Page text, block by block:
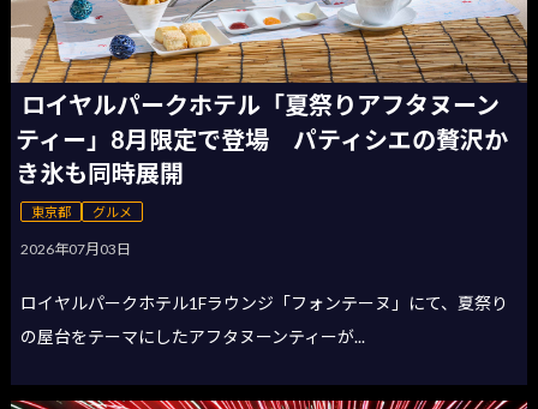
ロイヤルパークホテル「夏祭りアフタヌーン
ティー」8月限定で登場 パティシエの贅沢か
き氷も同時展開
東京都 グルメ
2026年07月03日
ロイヤルパークホテル1Fラウンジ「フォンテーヌ」にて、夏祭り
の屋台をテーマにしたアフタヌーンティーが...